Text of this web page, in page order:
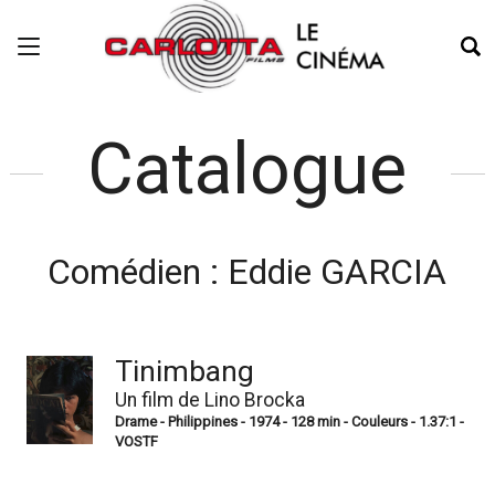
Catalogue
Comédien : Eddie GARCIA
Tinimbang
Un film de Lino Brocka
Drame - Philippines - 1974 - 128 min - Couleurs - 1.37:1 -
VOSTF